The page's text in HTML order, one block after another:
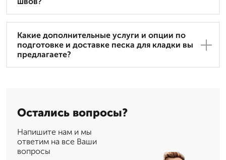
Какие дополнительные услуги и опции по
подготовке и доставке песка для кладки вы
предлагаете?
Остались вопросы?
Напишите нам и мы
ответим на все Ваши
вопросы